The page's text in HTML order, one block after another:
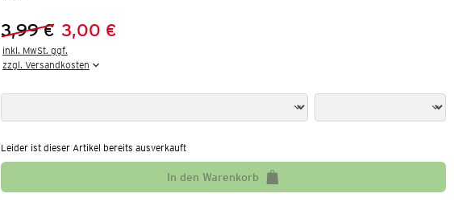
Vorheriger Preis:
3,99 €
Neuer Preis:
3,00 €
inkl. MwSt. ggf.
zzgl. Versandkosten
Leider ist dieser Artikel bereits ausverkauft
In den Warenkorb